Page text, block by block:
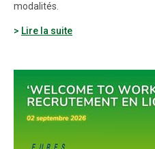
modalités.
Lire la suite